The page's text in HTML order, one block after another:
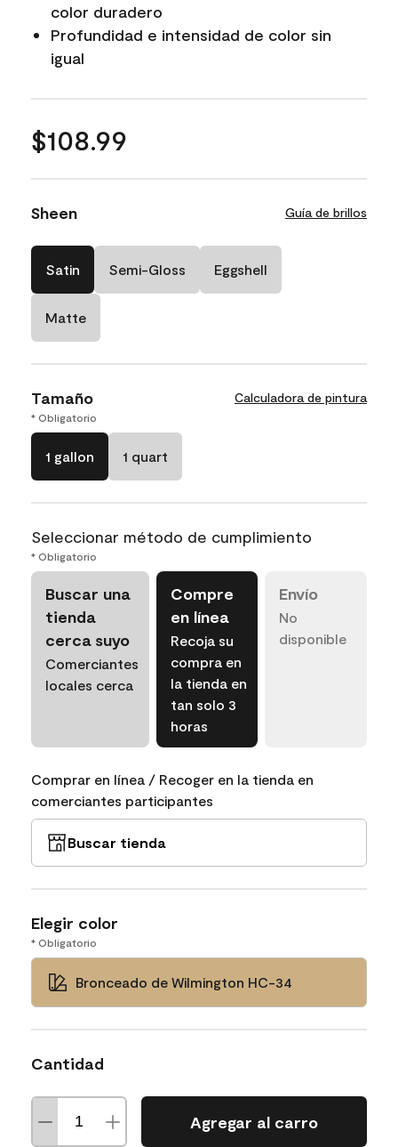
color duradero
Profundidad e intensidad de color sin
igual
$108.99
Sheen Guía de brillos
Satin Semi-Gloss Eggshell
Matte
Tamaño Calculadora de pintura
* Obligatorio
1 gallon 1 quart
Seleccionar método de cumplimiento
* Obligatorio
Buscar una
tienda
cerca suyo
Comerciantes
locales cerca
Compre
en línea
Recoja su
compra en
la tienda en
tan solo 3
horas
Envío
No
disponible
Comprar en línea / Recoger en la tienda en
comerciantes participantes
Buscar tienda
Elegir color
* Obligatorio
Bronceado de Wilmington HC-34
Cantidad
Agregar al carro